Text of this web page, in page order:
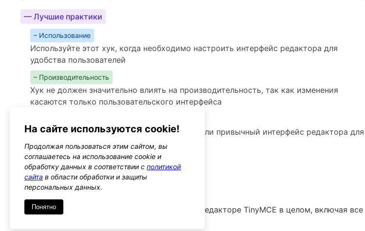
— Лучшие практики
– Использование
Используйте этот хук, когда необходимо настроить интерфейс редактора для
удобства пользователей
– Производительность
Хук не должен значительно влиять на производительность, так как изменения
касаются только пользовательского интерфейса
Следите за тем, чтобы изменения не нарушали привычный интерфейс редактора для
пользователей
Альтернативы
mce_buttons
Тип: filter
Этот хук позволяет изменять набор кнопок в редакторе TinyMCE в целом, включая все
На сайте используются cookie!
Продолжая пользоваться этим сайтом, вы
соглашаетесь на использование cookie и
обработку данных в соответствии с политикой
сайта в области обработки и защиты
персональных данных.
Понятно